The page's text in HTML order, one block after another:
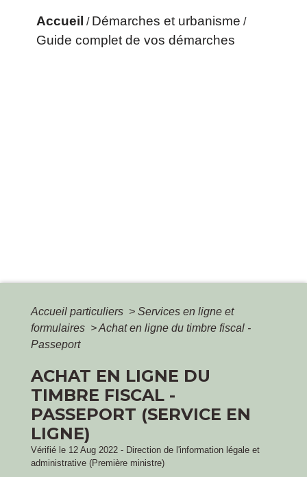
Accueil / Démarches et urbanisme /
Guide complet de vos démarches
Accueil particuliers > Services en ligne et
formulaires >Achat en ligne du timbre fiscal -
Passeport
ACHAT EN LIGNE DU
TIMBRE FISCAL -
PASSEPORT (SERVICE EN
LIGNE)
Vérifié le 12 Aug 2022 - Direction de l'information légale et
administrative (Première ministre)